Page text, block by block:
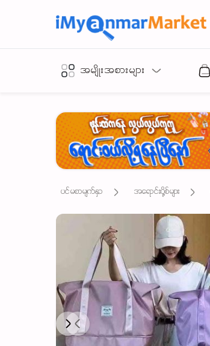
အမျိုးအစားများ
ပင်မစာမျက်နှာ အရောင်းပို့စ်များ
Previous
Next